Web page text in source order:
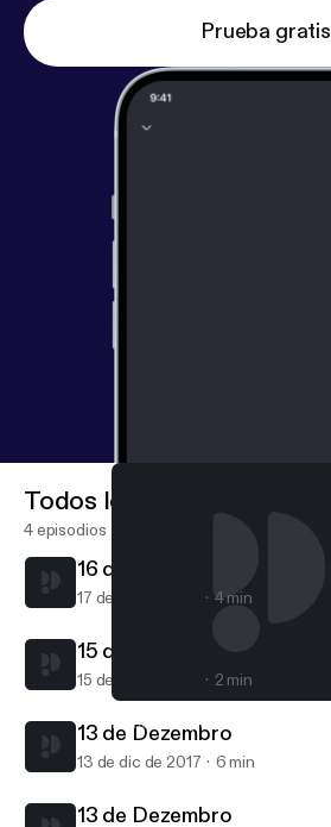
Prueba gratis
Mundo Proxpeero
Todos los episodios
4 episodios
16 de Dezembro
17 de dic de 2017 4 min
15 de Dezembro
15 de dic de 2017 2 min
13 de Dezembro
13 de dic de 2017 6 min
13 de Dezembro